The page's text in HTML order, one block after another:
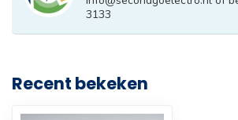
3133
Recent bekeken